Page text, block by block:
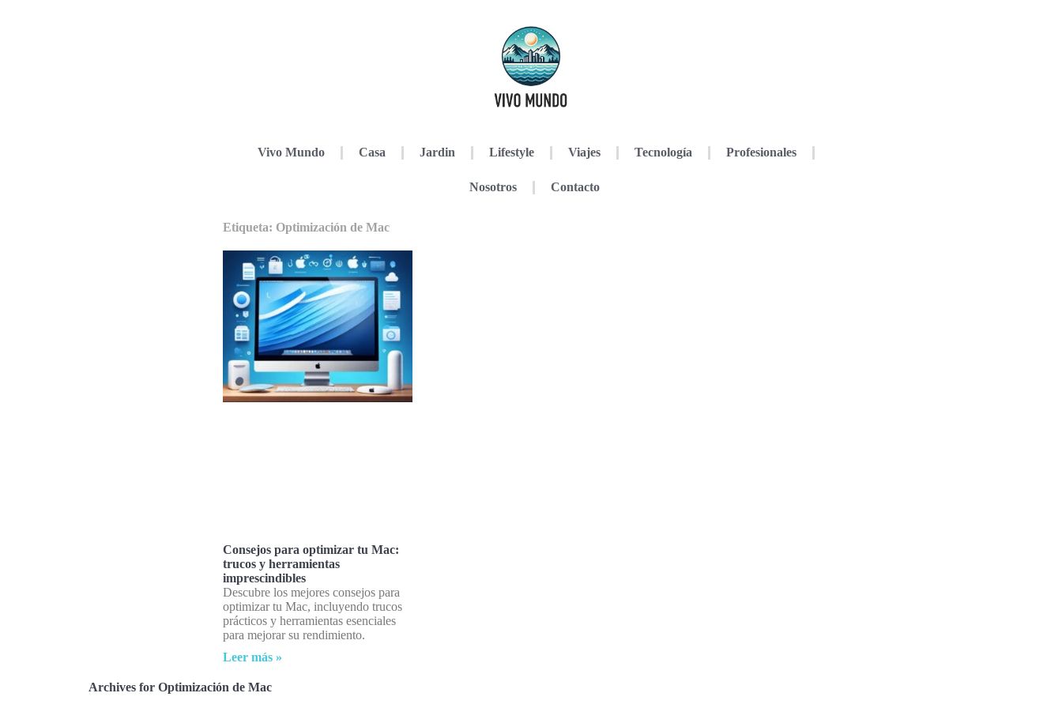
Vivo Mundo Casa Jardin Lifestyle Viajes Tecnología Profesionales
Nosotros Contacto
Etiqueta: Optimización de Mac
Consejos para optimizar tu Mac:
trucos y herramientas
imprescindibles
Descubre los mejores consejos para
optimizar tu Mac, incluyendo trucos
prácticos y herramientas esenciales
para mejorar su rendimiento.
Leer más »
Archives for Optimización de Mac